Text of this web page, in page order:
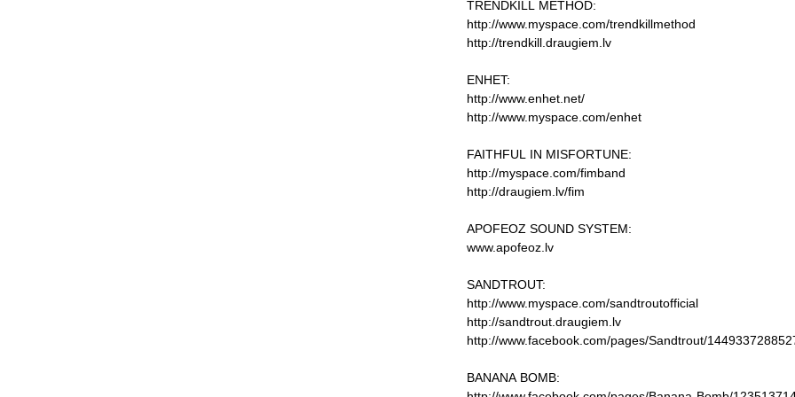
TRENDKILL METHOD:
http://www.myspace.com/trendkillmethod
http://trendkill.draugiem.lv
ENHET:
http://www.enhet.net/
http://www.myspace.com/enhet
FAITHFUL IN MISFORTUNE:
http://myspace.com/fimband
http://draugiem.lv/fim
APOFEOZ SOUND SYSTEM:
www.apofeoz.lv
SANDTROUT:
http://www.myspace.com/sandtroutofficial
http://sandtrout.draugiem.lv
http://www.facebook.com/pages/Sandtrout/
BANANA BOMB: